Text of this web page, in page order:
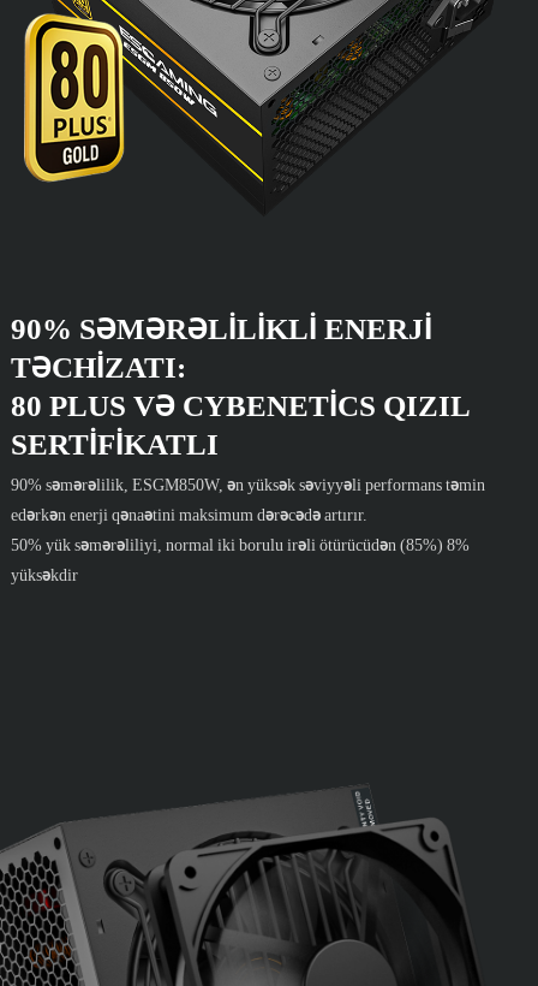
90% SƏMƏRƏLILIKLI ENERJI
TƏCHIZATI:
80 PLUS VƏ CYBENETICS QIZIL
SERTIFIKATLI
90% səmərəlilik, ESGM850W, ən yüksək səviyyəli performans təmin
edərkən enerji qənaətini maksimum dərəcədə artırır.
50% yük səmərəliliyi, normal iki borulu irəli ötürücüdən (85%) 8%
yüksəkdir